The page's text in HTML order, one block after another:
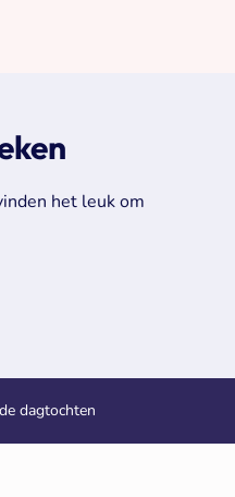
het leuk om
dagtochten